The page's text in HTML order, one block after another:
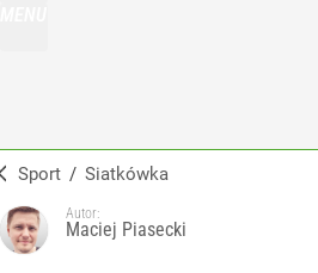
Sport / Siatkówka
Autor:
Maciej Piasecki